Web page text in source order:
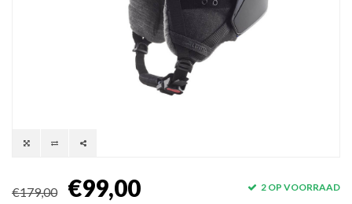
€179,00 €99,00 2 OP VOORRAAD